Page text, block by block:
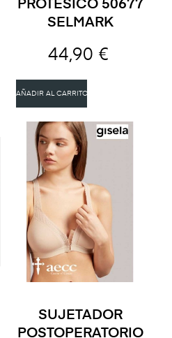
PROTÉSICO 50677
SELMARK
44,90 €
AÑADIR AL CARRITO
SUJETADOR
POSTOPERATORIO